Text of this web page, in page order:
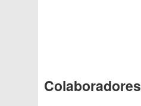
Colaboradores